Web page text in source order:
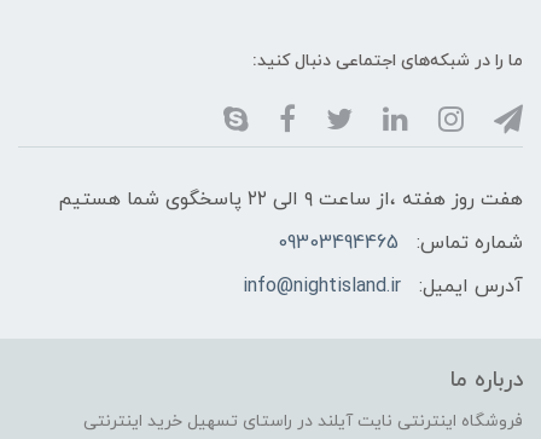
ما را در شبکه‌های اجتماعی دنبال کنید:
هفت روز هفته ،از ساعت ۹ الی ۲۲ پاسخگوی شما هستیم
شماره تماس:
09303494465
آدرس ایمیل:
info@nightisland.ir
درباره ما
فروشگاه اینترنتی نایت آیلند در راستای تسهیل خرید اینترنتی